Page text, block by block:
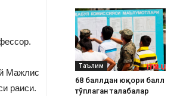
Мажлис
раиси.
Таълим
68 баллдан юқори балл
тўплаган талабалар